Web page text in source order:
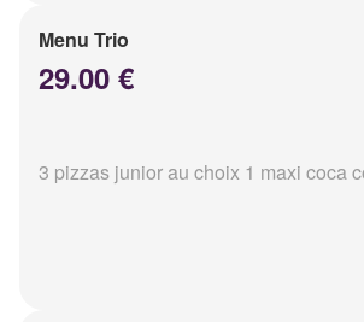
Menu Trio
29.00 €
3 pizzas junior au choix 1 maxi coca